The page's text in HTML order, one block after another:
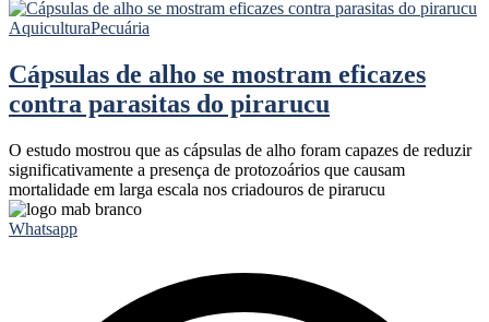
AquiculturaPecuária
Cápsulas de alho se mostram eficazes
contra parasitas do pirarucu
O estudo mostrou que as cápsulas de alho foram capazes de reduzir
significativamente a presença de protozoários que causam
mortalidade em larga escala nos criadouros de pirarucu
Whatsapp